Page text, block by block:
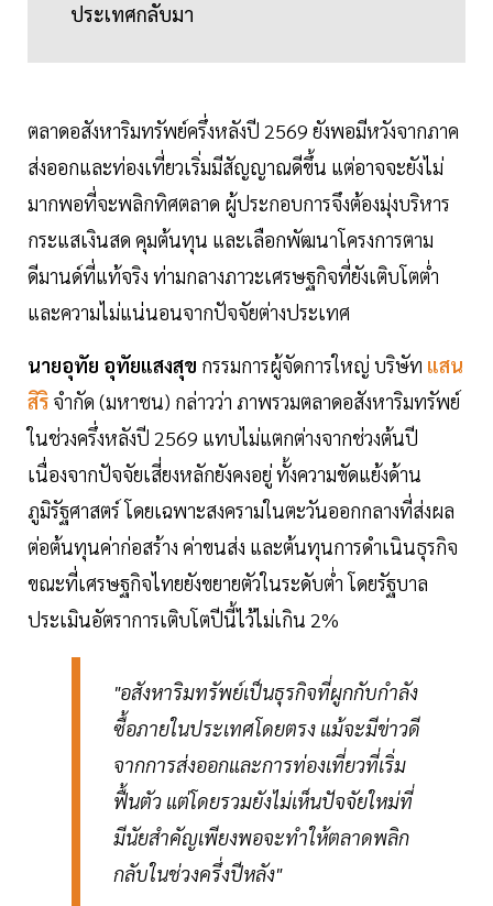
ประเทศกลับมา
ตลาดอสังหาริมทรัพย์ครึ่งหลังปี 2569 ยังพอมีหวังจากภาค
ส่งออกและท่องเที่ยวเริ่มมีสัญญาณดีขึ้น แต่อาจจะยังไม่
มากพอที่จะพลิกทิศตลาด ผู้ประกอบการจึงต้องมุ่งบริหาร
กระแสเงินสด คุมต้นทุน และเลือกพัฒนาโครงการตาม
ดีมานด์ที่แท้จริง ท่ามกลางภาวะเศรษฐกิจที่ยังเติบโตต่ำ
และความไม่แน่นอนจากปัจจัยต่างประเทศ
นายอุทัย อุทัยแสงสุข กรรมการผู้จัดการใหญ่ บริษัท แสน
สิริ จำกัด (มหาชน) กล่าวว่า ภาพรวมตลาดอสังหาริมทรัพย์
ในช่วงครึ่งหลังปี 2569 แทบไม่แตกต่างจากช่วงต้นปี
เนื่องจากปัจจัยเสี่ยงหลักยังคงอยู่ ทั้งความขัดแย้งด้าน
ภูมิรัฐศาสตร์ โดยเฉพาะสงครามในตะวันออกกลางที่ส่งผล
ต่อต้นทุนค่าก่อสร้าง ค่าขนส่ง และต้นทุนการดำเนินธุรกิจ
ขณะที่เศรษฐกิจไทยยังขยายตัวในระดับต่ำ โดยรัฐบาล
ประเมินอัตราการเติบโตปีนี้ไว้ไม่เกิน 2%
"อสังหาริมทรัพย์เป็นธุรกิจที่ผูกกับกำลัง
ซื้อภายในประเทศโดยตรง แม้จะมีข่าวดี
จากการส่งออกและการท่องเที่ยวที่เริ่ม
ฟื้นตัว แต่โดยรวมยังไม่เห็นปัจจัยใหม่ที่
มีนัยสำคัญเพียงพอจะทำให้ตลาดพลิก
กลับในช่วงครึ่งปีหลัง"